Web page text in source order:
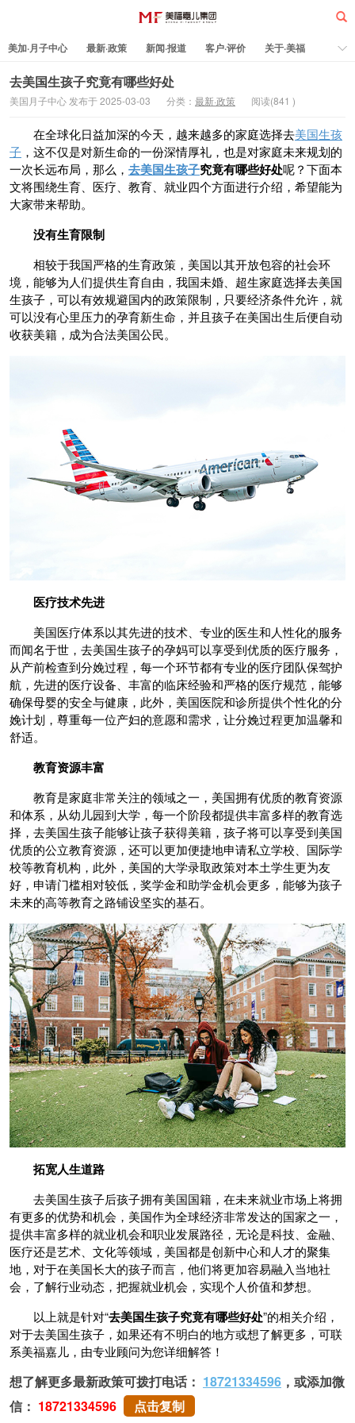
美福嘉儿
美加·月子中心 最新·政策 新闻·报道 客户·评价
关于·美福
热门·文章
所有·文章 孕妈科普
去美国生孩子究竟有哪些好处
美国月子中心 发布于 2025-03-03 分类： 最新·政策 阅读(841 )
在全球化日益加深的今天，越来越多的家庭选择去美国生孩
子 ，这不仅是对新生命的一份深情厚礼，也是对家庭未来规划的
一次长远布局，那么， 去美国生孩子究竟有哪些好处呢？下面本
文将围绕生育、医疗、教育、就业四个方面进行介绍，希望能为
大家带来帮助。
没有生育限制
相较于我国严格的生育政策，美国以其开放包容的社会环
境，能够为人们提供生育自由，我国未婚、超生家庭选择去美国
生孩子，可以有效规避国内的政策限制，只要经济条件允许，就
可以没有心里压力的孕育新生命，并且孩子在美国出生后便自动
收获美籍，成为合法美国公民。
医疗技术先进
美国医疗体系以其先进的技术、专业的医生和人性化的服务
而闻名于世，去美国生孩子的孕妈可以享受到优质的医疗服务，
从产前检查到分娩过程，每一个环节都有专业的医疗团队保驾护
航，先进的医疗设备、丰富的临床经验和严格的医疗规范，能够
确保母婴的安全与健康，此外，美国医院和诊所提供个性化的分
娩计划，尊重每一位产妇的意愿和需求，让分娩过程更加温馨和
舒适。
教育资源丰富
教育是家庭非常关注的领域之一，美国拥有优质的教育资源
和体系，从幼儿园到大学，每一个阶段都提供丰富多样的教育选
择，去美国生孩子能够让孩子获得美籍，孩子将可以享受到美国
优质的公立教育资源，还可以更加便捷地申请私立学校、国际学
校等教育机构，此外，美国的大学录取政策对本土学生更为友
好，申请门槛相对较低，奖学金和助学金机会更多，能够为孩子
未来的高等教育之路铺设坚实的基石。
拓宽人生道路
去美国生孩子后孩子拥有美国国籍，在未来就业市场上将拥
有更多的优势和机会，美国作为全球经济非常发达的国家之一，
提供丰富多样的就业机会和职业发展路径，无论是科技、金融、
医疗还是艺术、文化等领域，美国都是创新中心和人才的聚集
地，对于在美国长大的孩子而言，他们将更加容易融入当地社
会，了解行业动态，把握就业机会，实现个人价值和梦想。
以上就是针对“去美国生孩子究竟有哪些好处”的相关介绍，
对于去美国生孩子，如果还有不明白的地方或想了解更多，可联
系美福嘉儿，由专业顾问为您详细解答！
想了解更多最新政策可拨打电话： 18721334596 ，或添加微
信： 18721334596 点击复制